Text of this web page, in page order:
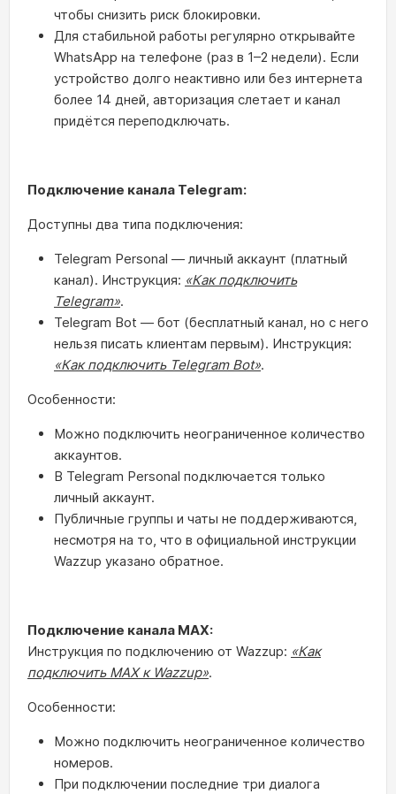
чтобы снизить риск блокировки.
Для стабильной работы регулярно открывайте
WhatsApp на телефоне (раз в 1–2 недели). Если
устройство долго неактивно или без интернета
более 14 дней, авторизация слетает и канал
придётся переподключать.
Подключение канала Telegram:
Доступны два типа подключения:
Telegram Personal — личный аккаунт (платный
канал). Инструкция: «Как подключить
Telegram».
Telegram Bot — бот (бесплатный канал, но с него
нельзя писать клиентам первым). Инструкция:
«Как подключить Telegram Bot».
Особенности:
Можно подключить неограниченное количество
аккаунтов.
В Telegram Personal подключается только
личный аккаунт.
Публичные группы и чаты не поддерживаются,
несмотря на то, что в официальной инструкции
Wazzup указано обратное.
Подключение канала МАХ:
Инструкция по подключению от Wazzup: «Как
подключить MAX к Wazzup».
Особенности:
Можно подключить неограниченное количество
номеров.
При подключении последние три диалога